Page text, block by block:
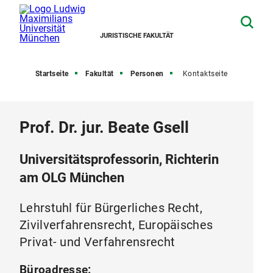
JURISTISCHE FAKULTÄT
Startseite Fakultät Personen Kontaktseite
Prof. Dr. jur. Beate Gsell
Universitätsprofessorin, Richterin
am OLG München
Lehrstuhl für Bürgerliches Recht,
Zivilverfahrensrecht, Europäisches
Privat- und Verfahrensrecht
Büroadresse: